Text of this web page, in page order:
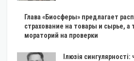
Глава «Биосферы» предлагает
страхование на товары и сырье, а
мораторий на проверки
Ілюзія